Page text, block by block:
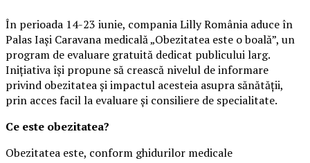
În perioada 14-23 iunie, compania Lilly România aduce în
Palas Iași Caravana medicală „Obezitatea este o boală”, un
program de evaluare gratuită dedicat publicului larg.
Inițiativa își propune să crească nivelul de informare
privind obezitatea și impactul acesteia asupra sănătății,
prin acces facil la evaluare și consiliere de specialitate.
Ce este obezitatea?
Obezitatea este, conform ghidurilor medicale